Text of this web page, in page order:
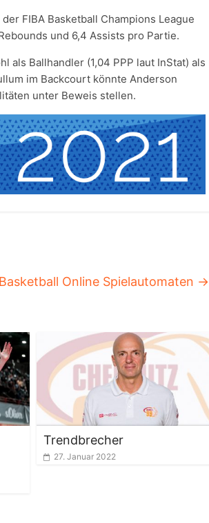
FIBA Basketball Champions League
und 6,4 Assists pro Partie.
als Ballhandler (1,04 PPP laut InStat) als
im Backcourt könnte Anderson
unter Beweis stellen.
Online Spielautomaten →
Trendbrecher
27. Januar 2022